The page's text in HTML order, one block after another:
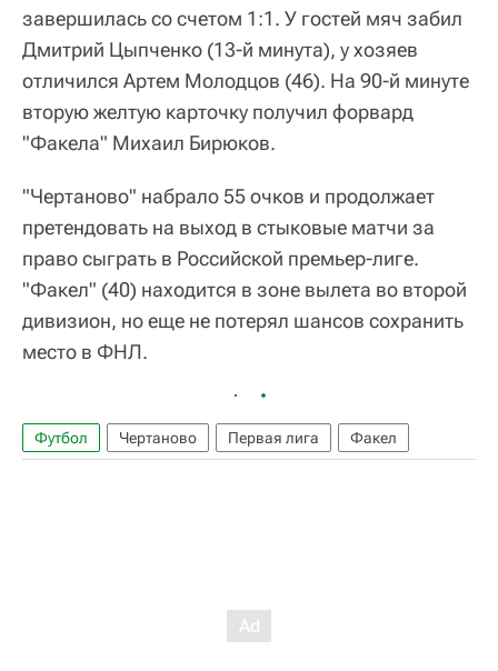
завершилась со счетом 1:1. У гостей мяч забил
Дмитрий Цыпченко (13-й минута), у хозяев
отличился Артем Молодцов (46). На 90-й минуте
вторую желтую карточку получил форвард
"Факела" Михаил Бирюков.
"Чертаново" набрало 55 очков и продолжает
претендовать на выход в стыковые матчи за
право сыграть в Российской премьер-лиге.
"Факел" (40) находится в зоне вылета во второй
дивизион, но еще не потерял шансов сохранить
место в ФНЛ.
Футбол Чертаново Первая лига Факел